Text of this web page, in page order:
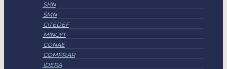
SHN
SMN
CITEDEF
MINCYT
CONAE
COMPR.AR
IDERA